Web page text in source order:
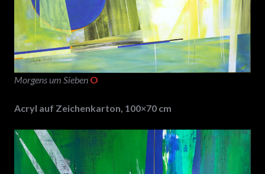
Morgens um Sieben O
Acryl auf Zeichenkarton, 100×70 cm